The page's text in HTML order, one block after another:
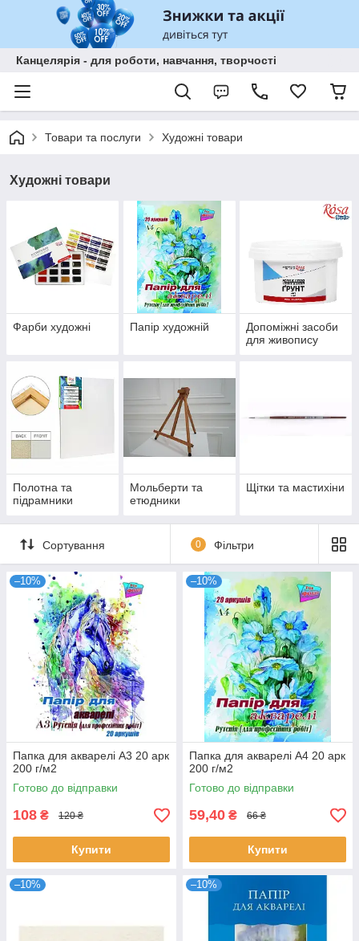
Канцелярія - для роботи, навчання, творчості
Товари та послуги Художні товари
Художні товари
Фарби художні Папір художній
Допоміжні засоби
для живопису
Полотна та
підрамники
Мольберти та
етюдники
Щітки та мастихіни
Сортування 0 Фільтри
–10%
Папка для акварелі А3 20 арк
200 г/м2
Готово до відправки
108 ₴ 120 ₴
Купити
–10%
Папка для акварелі А4 20 арк
200 г/м2
Готово до відправки
59,40 ₴ 66 ₴
Купити
–10% –10%